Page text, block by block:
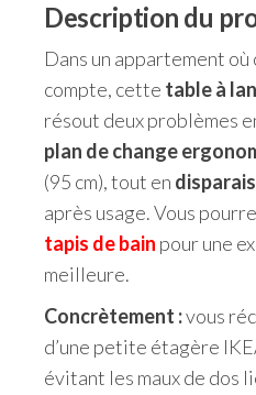
Description du
Dans un appartement
compte, cette table à
résout deux problèmes
plan de change
(95 cm), tout en
après usage. Vous
tapis de bain pour une
meilleure.
Concrètement :vous
d’une petite étagère
évitant les maux de dos